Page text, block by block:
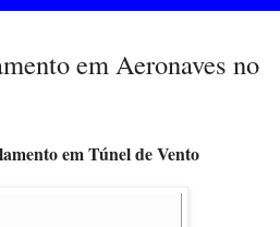
em Aeronaves no
em Túnel de Vento